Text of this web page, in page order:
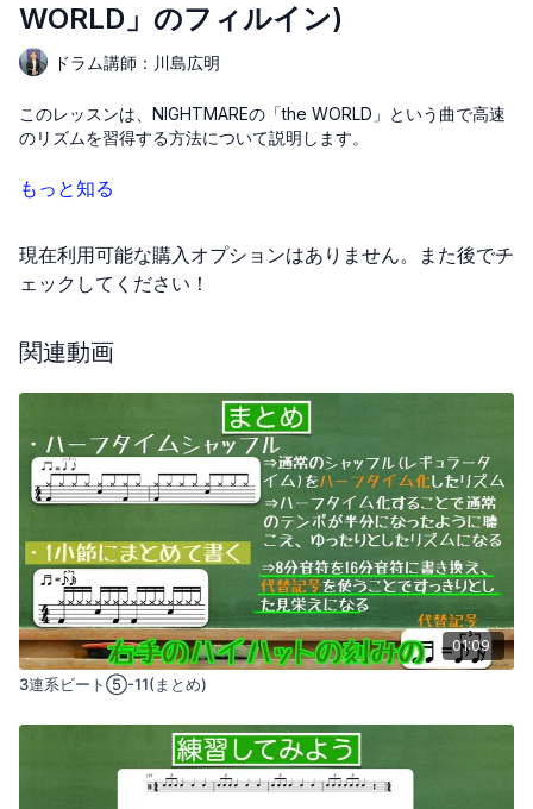
WORLD」のフィルイン)
ドラム講師：川島広明
このレッスンは、NIGHTMAREの「the WORLD」という曲で高速
のリズムを習得する方法について説明します。
この曲はテンポが速いため、特に2拍3連の音符でリズムを見失い
徐々にテンポを上げていきましょう。
を上げる方法が効果的です。
もっと知る
現在利用可能な購入オプションはありません。また後でチ
ェックしてください！
関連動画
01:09
3連系ビート⑤-11(まとめ)